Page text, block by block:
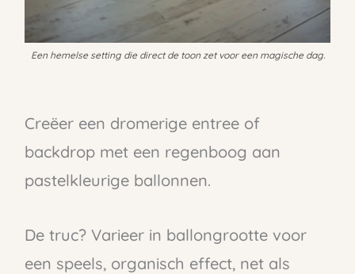
Een hemelse setting die direct de toon zet voor een magische dag.
Creëer een dromerige entree of
backdrop met een regenboog aan
pastelkleurige ballonnen.
De truc? Varieer in ballongrootte voor
een speels, organisch effect, net als